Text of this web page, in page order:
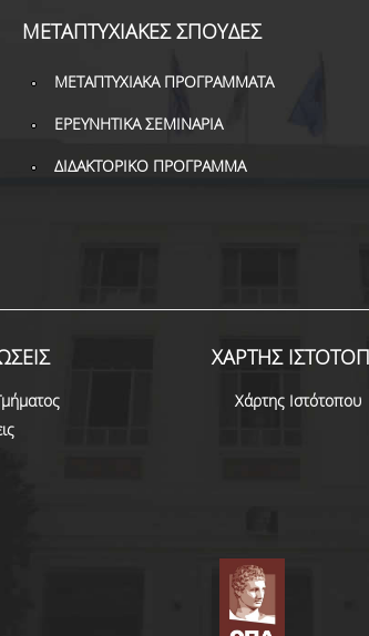
ΜΕΤΑΠΤΥΧΙΑΚΕΣ ΣΠΟΥΔΕΣ
ΜΕΤΑΠΤΥΧΙΑΚΑ ΠΡΟΓΡΑΜΜΑΤΑ
ΕΡΕΥΝΗΤΙΚΑ ΣΕΜΙΝΑΡΙΑ
ΔΙΔΑΚΤΟΡΙΚΟ ΠΡΟΓΡΑΜΜΑ
ΧΑΡΤΗΣ
Χάρτης Ιστότοπου